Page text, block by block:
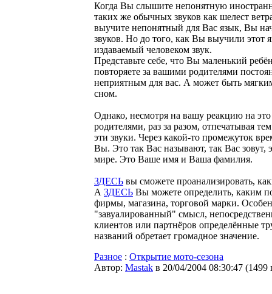
Когда Вы слышите непонятную
таких же обычных звуков как шелест
выучите непонятный для Вас язык, Вы
звуков. Но до того, как Вы выучили этот
издаваемый человеком звук.
Представьте себе, что Вы маленький
повторяете за вашими родителями
неприятным для вас. А может быть
сном.
Однако, несмотря на вашу реакцию на
родителями, раз за разом, отпечатывая
эти звуки. Через какой-то промежуток
Вы. Это так Вас называют, так Вас
мире. Это Ваше имя и Ваша фамилия.
ЗДЕСЬ вы сможете проанализировать,
А ЗДЕСЬ Вы можете определить, каким
фирмы, магазина, торговой марки.
"завуалированный" смысл,
клиентов или партнёров определённые
названий обретает громадное значение.
Разное : Открытие мото-сезона
Автор: Мastak в 20/04/2004 08:30:47 (1499